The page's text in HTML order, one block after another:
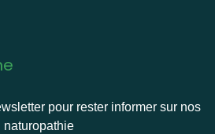
pour rester informer sur nos
naturopathie